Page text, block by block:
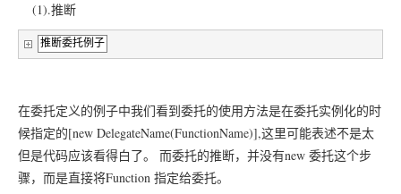
	(1).推断
推断委托例子
在委托定义的例子中我们看到委托的使用方法是在委托实例化的时
候指定的[new DelegateName(FunctionName)],这里可能表述不是太
但是代码应该看得白了。 而委托的推断，并没有new 委托这个步
骤，而是直接将Function 指定给委托。